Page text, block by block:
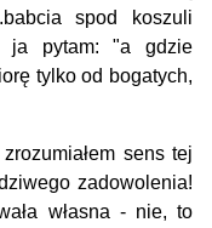
spod koszuli
ja pytam: "a gdzie
tylko od bogatych,
sens tej
zadowolenia!
własna - nie, to